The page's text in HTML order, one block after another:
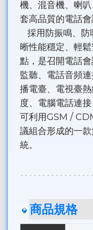
機、混音機、喇
套高品質的電話會
採用防振鳴、防
晰性能穩定、輕
點，是召開電話
監聽、電話音頻
播電臺、電視臺
度、電腦電話連
可利用GSM /
議組合形成的一
統。
商品規格